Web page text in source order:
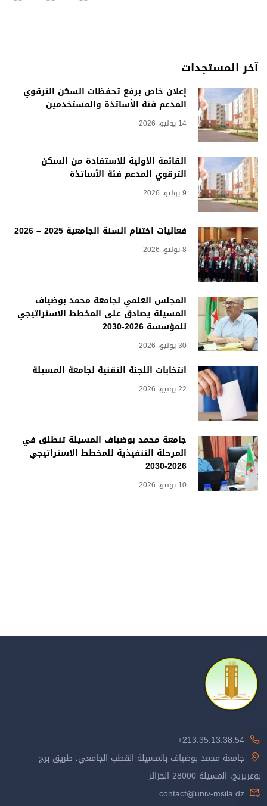
آخر المستجدات
إعلان خاص برفع تحفظات السكن الترقوي
المدعم فئة الأساتذة والمستخدمين
14 يوليو، 2026
القائمة الأولية للاستفادة من السكن
الترقوي المدعم فئة الأساتذة
9 يوليو، 2026
فعاليات اختتام السنة الجامعية 2025 – 2026
8 يوليو، 2026
المجلس العلمي لجامعة محمد بوضياف
المسيلة يصادق على المخطط الاستراتيجي
للمؤسسة 2026-2030
30 يونيو، 2026
انتخابات اللجنة التقنية لجامعة المسيلة
22 يونيو، 2026
جامعة محمد بوضياف المسيلة تنطلق في
المرحلة التنفيذية للمخطط الاستراتيجي
2026-2030
10 يونيو، 2026
213.35.13.38.54+
جامعة محمد بوضياف بالمسيلة القطب الجامعي، طريق برج
بوعريريج، المسيلة 28000 الجزائر
contact@univ-msila.dz